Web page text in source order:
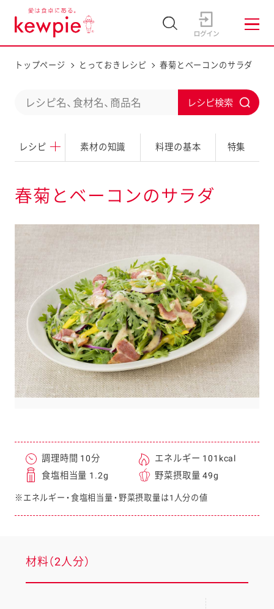
トップページ とっておきレシピ 春菊とベーコンのサラダ
レシピ 素材の知識 料理の基本 特集
d
c
a
c
h
b
t
春菊とベーコンのサラダ
調理時間 10分
エネルギー 101kcal
食塩相当量 1.2g
野菜摂取量 49g
※エネルギー・食塩相当量・野菜摂取量は1人分の値
材料（2人分）